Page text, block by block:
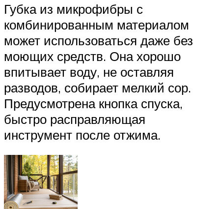
Губка из микрофибры с
комбинированным материалом
может использоваться даже без
моющих средств. Она хорошо
впитывает воду, не оставляя
разводов, собирает мелкий сор.
Предусмотрена кнопка спуска,
быстро расправляющая
инструмент после отжима.